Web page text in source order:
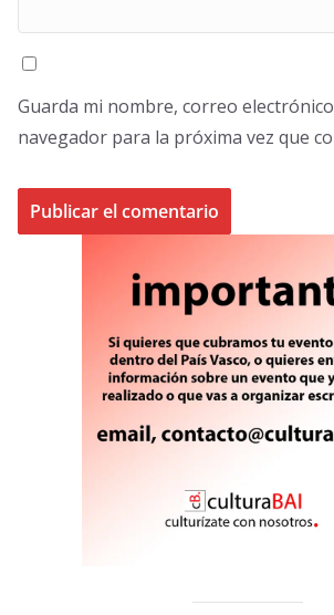
Guarda mi nombre, correo
navegador para la próxima vez que